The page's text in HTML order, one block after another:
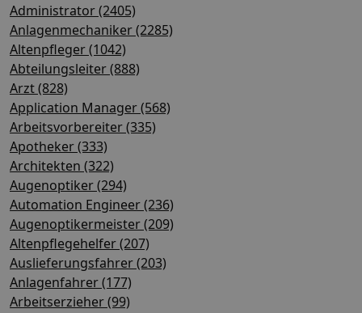
Administrator (2405)
Anlagenmechaniker (2285)
Altenpfleger (1042)
Abteilungsleiter (888)
Arzt (828)
Application Manager (568)
Arbeitsvorbereiter (335)
Apotheker (333)
Architekten (322)
Augenoptiker (294)
Automation Engineer (236)
Augenoptikermeister (209)
Altenpflegehelfer (207)
Auslieferungsfahrer (203)
Anlagenfahrer (177)
Arbeitserzieher (99)